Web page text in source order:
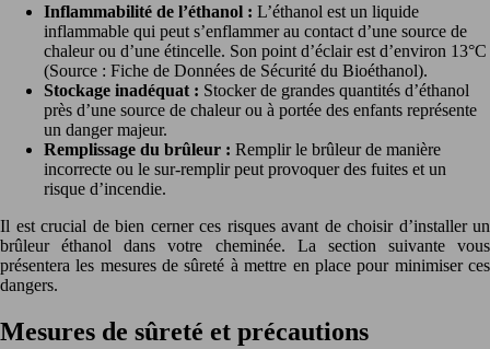
Inflammabilité de l’éthanol : L’éthanol est un liquide
inflammable qui peut s’enflammer au contact d’une source de
chaleur ou d’une étincelle. Son point d’éclair est d’environ 13°C
(Source : Fiche de Données de Sécurité du Bioéthanol).
Stockage inadéquat : Stocker de grandes quantités d’éthanol
près d’une source de chaleur ou à portée des enfants représente
un danger majeur.
Remplissage du brûleur : Remplir le brûleur de manière
incorrecte ou le sur-remplir peut provoquer des fuites et un
risque d’incendie.
Il est crucial de bien cerner ces risques avant de choisir d’installer un
brûleur éthanol dans votre cheminée. La section suivante vous
présentera les mesures de sûreté à mettre en place pour minimiser ces
dangers.
Mesures de sûreté et précautions